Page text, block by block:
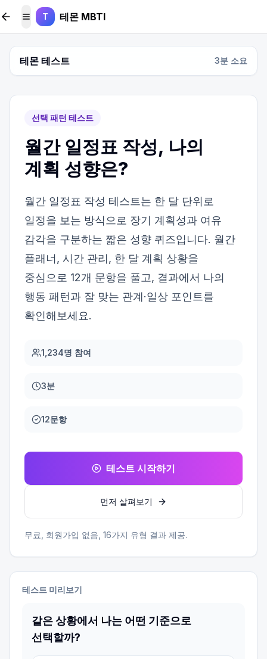
본문 바로가기
메뉴 토글
T 테몬 MBTI
테몬 테스트 3분 소요
선택 패턴 테스트
월간 일정표 작성, 나의
계획 성향은?
월간 일정표 작성 테스트는 한 달 단위로
일정을 보는 방식으로 장기 계획성과 여유
감각을 구분하는 짧은 성향 퀴즈입니다. 월간
플래너, 시간 관리, 한 달 계획 상황을
중심으로 12개 문항을 풀고, 결과에서 나의
행동 패턴과 잘 맞는 관계·일상 포인트를
확인해보세요.
1,234명 참여
3분
12문항
테스트 시작하기
먼저 살펴보기
무료, 회원가입 없음, 16가지 유형 결과 제공.
테스트 미리보기
같은 상황에서 나는 어떤 기준으로
선택할까?